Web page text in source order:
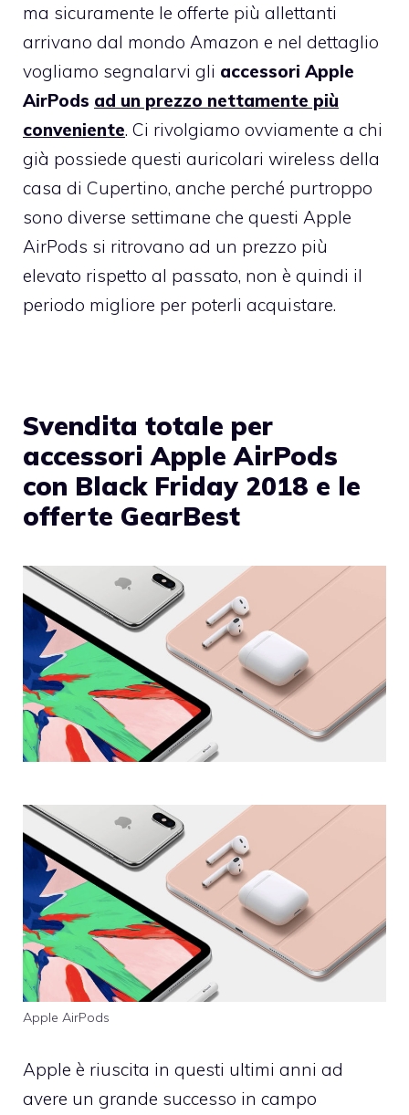
ma sicuramente le offerte più allettanti
arrivano dal mondo Amazon e nel dettaglio
vogliamo segnalarvi gli accessori Apple
AirPods ad un prezzo nettamente più
conveniente. Ci rivolgiamo ovviamente a chi
già possiede questi auricolari wireless della
casa di Cupertino, anche perché purtroppo
sono diverse settimane che questi Apple
AirPods si ritrovano ad un prezzo più
elevato rispetto al passato, non è quindi il
periodo migliore per poterli acquistare.
Svendita totale per
accessori Apple AirPods
con Black Friday 2018 e le
offerte GearBest
Apple AirPods
Apple è riuscita in questi ultimi anni ad
avere un grande successo in campo